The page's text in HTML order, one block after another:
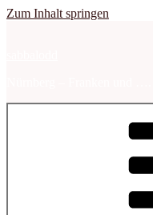
Zum Inhalt springen